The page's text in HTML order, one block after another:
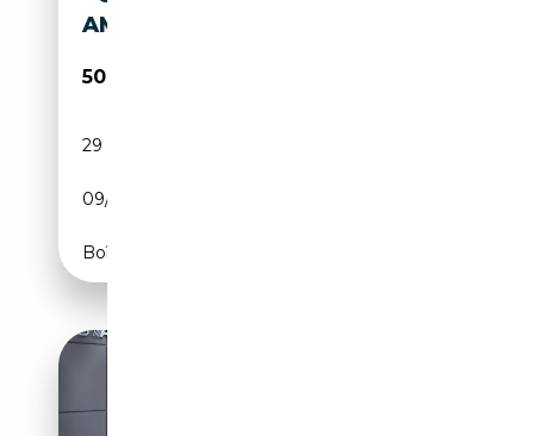
AMBIANCE
50 000€
29 989 km
09/2022
Boîte automatique